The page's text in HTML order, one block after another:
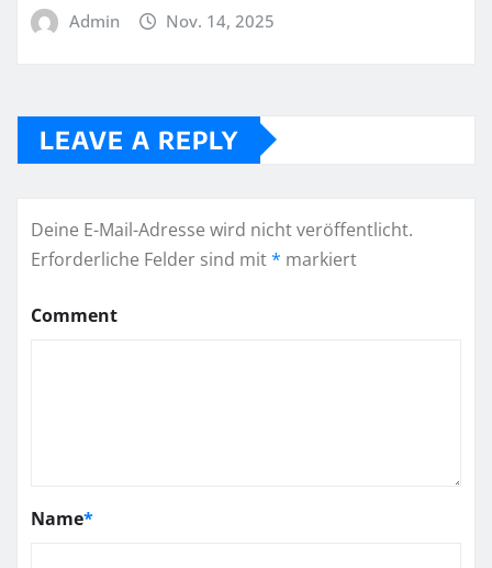
Admin Nov. 14, 2025
LEAVE A REPLY
Deine E-Mail-Adresse wird nicht veröffentlicht.
Erforderliche Felder sind mit* markiert
Comment
Name*